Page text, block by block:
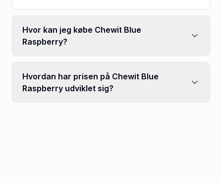
Hvor kan jeg købe Chewit Blue
Raspberry?
Hvordan har prisen på Chewit Blue
Raspberry udviklet sig?